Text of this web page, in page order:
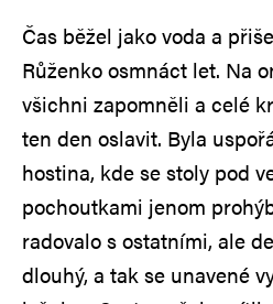
Čas běžel jako voda a
Růženko osmnáct let. Na
všichni zapomněli a celé
ten den oslavit. Byla
hostina, kde se stoly pod
pochoutkami jenom
radovalo s ostatními, ale
dlouhý, a tak se unavené